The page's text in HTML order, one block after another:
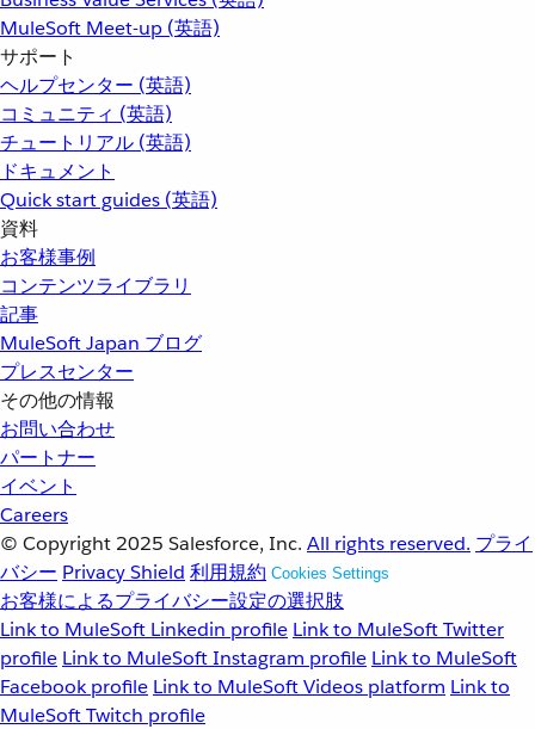
MuleSoft Meet-up (英語)
サポート
ヘルプセンター (英語)
コミュニティ (英語)
チュートリアル (英語)
ドキュメント
Quick start guides (英語)
資料
お客様事例
コンテンツライブラリ
記事
MuleSoft Japan ブログ
プレスセンター
その他の情報
お問い合わせ
パートナー
イベント
Careers
© Copyright 2025 Salesforce, Inc. All rights reserved. プライ
バシー Privacy Shield 利用規約 Cookies Settings
お客様によるプライバシー設定の選択肢
Link to MuleSoft Linkedin profile Link to MuleSoft Twitter
profile Link to MuleSoft Instagram profile Link to MuleSoft
Facebook profile Link to MuleSoft Videos platform Link to
MuleSoft Twitch profile